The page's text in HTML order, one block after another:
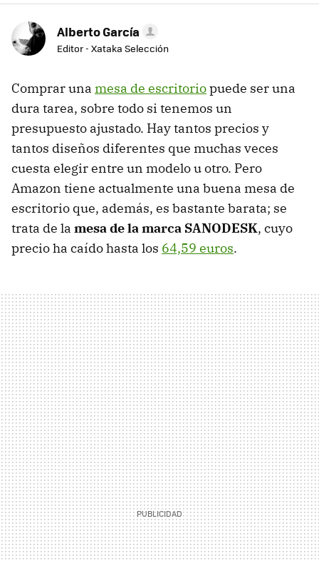
Alberto García
Editor - Xataka Selección
Comprar una mesa de escritoriopuede ser una
dura tarea, sobre todo si tenemos un
presupuesto ajustado. Hay tantos precios y
tantos diseños diferentes que muchas veces
cuesta elegir entre un modelo u otro. Pero
Amazon tiene actualmente una buena mesa de
escritorio que, además, es bastante barata; se
trata de la mesa de la marca SANODESK, cuyo
precio ha caído hasta los 64,59 euros.